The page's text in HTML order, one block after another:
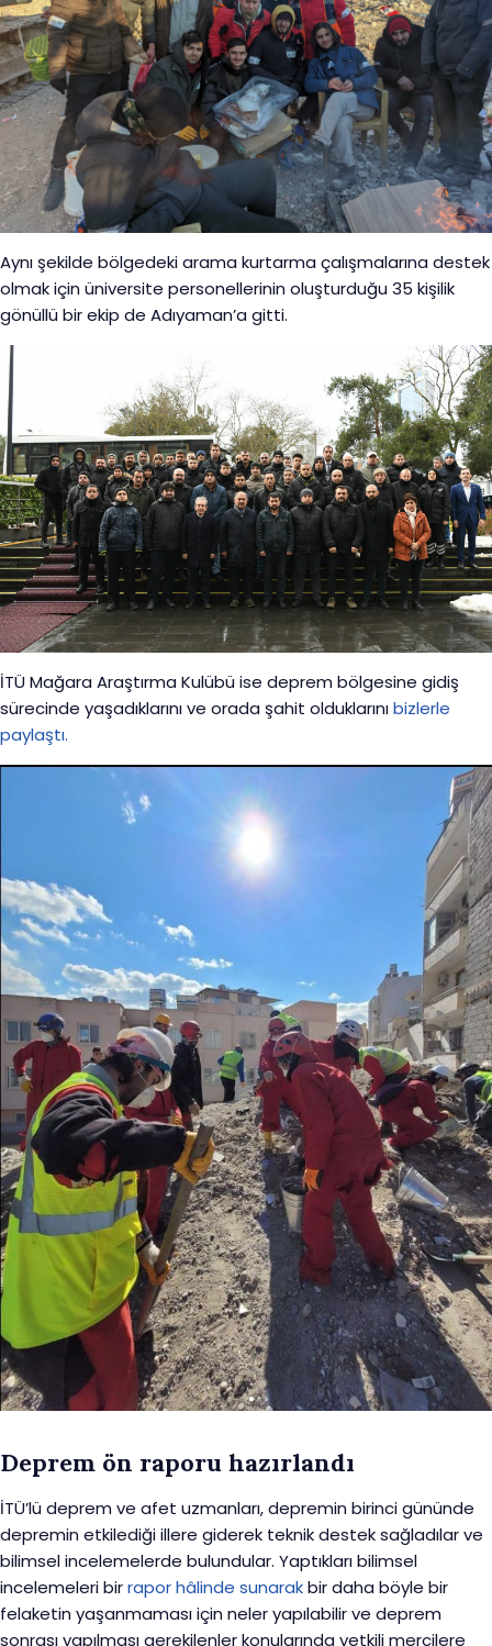
Aynı şekilde bölgedeki arama kurtarma çalışmalarına destek
olmak için üniversite personellerinin oluşturduğu 35 kişilik
gönüllü bir ekip de Adıyaman’a gitti.
İTÜ Mağara Araştırma Kulübü ise deprem bölgesine gidiş
sürecinde yaşadıklarını ve orada şahit olduklarınıbizlerle
paylaştı.
Deprem ön raporu hazırlandı
İTÜ’lü deprem ve afet uzmanları, depremin birinci gününde
depremin etkilediği illere giderek teknik destek sağladılar ve
bilimsel incelemelerde bulundular. Yaptıkları bilimsel
incelemeleri birrapor hâlinde sunarakbir daha böyle bir
felaketin yaşanmaması için neler yapılabilir ve deprem
sonrası yapılması gerekilenler konularında yetkili mercilere